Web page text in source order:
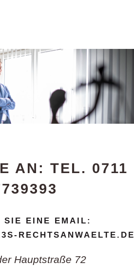
AN: TEL. 0711
SIE EINE EMAIL:
Hauptstraße 72